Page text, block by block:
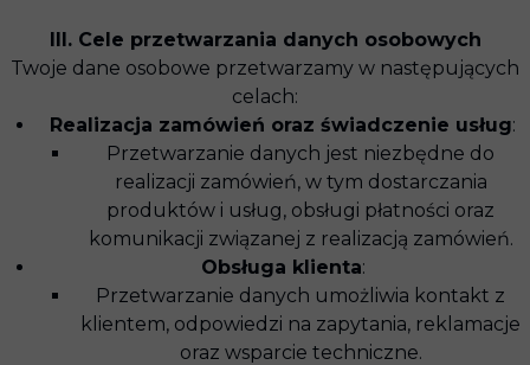
III. Cele przetwarzania danych osobowych
Twoje dane osobowe przetwarzamy w następujących
celach:
Realizacja zamówień oraz świadczenie usług:
Przetwarzanie danych jest niezbędne do
realizacji zamówień, w tym dostarczania
produktów i usług, obsługi płatności oraz
komunikacji związanej z realizacją zamówień.
Obsługa klienta:
Przetwarzanie danych umożliwia kontakt z
klientem, odpowiedzi na zapytania, reklamacje
oraz wsparcie techniczne.